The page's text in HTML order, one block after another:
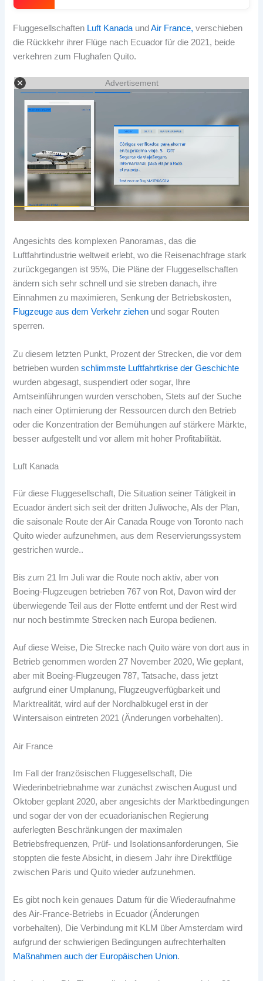
Fluggesellschaften Luft Kanada undAir France, verschieben
die Rückkehr ihrer Flüge nach Ecuador für die 2021, beide
verkehren zum Flughafen Quito.
Advertisement
Angesichts des komplexen Panoramas, das die
Luftfahrtindustrie weltweit erlebt, wo die Reisenachfrage stark
zurückgegangen ist 95%, Die Pläne der Fluggesellschaften
ändern sich sehr schnell und sie streben danach, ihre
Einnahmen zu maximieren, Senkung der Betriebskosten,
Flugzeuge aus dem Verkehr ziehen und sogar Routen
sperren.
Zu diesem letzten Punkt, Prozent der Strecken, die vor dem
betrieben wurdenschlimmste Luftfahrtkrise der Geschichte
wurden abgesagt, suspendiert oder sogar, Ihre
Amtseinführungen wurden verschoben, Stets auf der Suche
nach einer Optimierung der Ressourcen durch den Betrieb
oder die Konzentration der Bemühungen auf stärkere Märkte,
besser aufgestellt und vor allem mit hoher Profitabilität.
Luft Kanada
Für diese Fluggesellschaft, Die Situation seiner Tätigkeit in
Ecuador ändert sich seit der dritten Juliwoche, Als der Plan,
die saisonale Route der Air Canada Rouge von Toronto nach
Quito wieder aufzunehmen, aus dem Reservierungssystem
gestrichen wurde..
Bis zum 21 Im Juli war die Route noch aktiv, aber von
Boeing-Flugzeugen betrieben 767 von Rot, Davon wird der
überwiegende Teil aus der Flotte entfernt und der Rest wird
nur noch bestimmte Strecken nach Europa bedienen.
Auf diese Weise, Die Strecke nach Quito wäre von dort aus in
Betrieb genommen worden 27 November 2020, Wie geplant,
aber mit Boeing-Flugzeugen 787, Tatsache, dass jetzt
aufgrund einer Umplanung, Flugzeugverfügbarkeit und
Marktrealität, wird auf der Nordhalbkugel erst in der
Wintersaison eintreten 2021 (Änderungen vorbehalten).
Air France
Im Fall der französischen Fluggesellschaft, Die
Wiederinbetriebnahme war zunächst zwischen August und
Oktober geplant 2020, aber angesichts der Marktbedingungen
und sogar der von der ecuadorianischen Regierung
auferlegten Beschränkungen der maximalen
Betriebsfrequenzen, Prüf- und Isolationsanforderungen, Sie
stoppten die feste Absicht, in diesem Jahr ihre Direktflüge
zwischen Paris und Quito wieder aufzunehmen.
Es gibt noch kein genaues Datum für die Wiederaufnahme
des Air-France-Betriebs in Ecuador (Änderungen
vorbehalten), Die Verbindung mit KLM über Amsterdam wird
aufgrund der schwierigen Bedingungen aufrechterhalten
Maßnahmen auch der Europäischen Union.